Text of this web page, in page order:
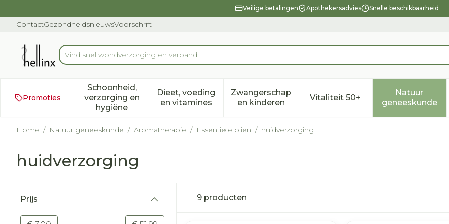
Veilige betalingen Apothekersadvies Snelle beschikbaarheid
ContactGezondheidsnieuwsVoorschrift
Product, merk, categorie...
Vind snel wondverzorgi
Promoties
Schoonheid,
verzorging en
hygiëne
Toon submenu voor Schoonheid, verzorging en hygiëne categorie
Dieet, voeding
en vitaminesToon submenu voor Dieet, voeding en vitamines categorie
Zwangerschap
en kinderenToon submenu voor Zwangerschap en
Vitaliteit 50+Toon submenu voor
Natuur
geneeskunde
Toon
Home / Natuur geneeskunde / Aromatherapie / Essentiële oliën / huidverzorging
huidverzorging
Prijs
9 producten